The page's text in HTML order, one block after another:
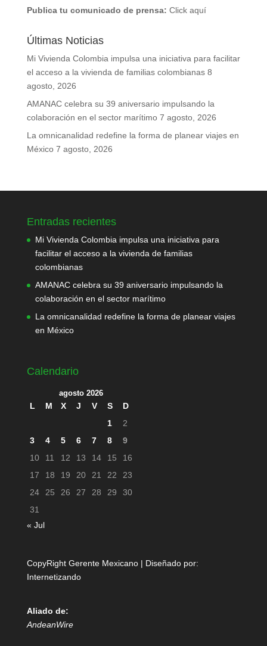
Publica tu comunicado de prensa: Click aquí
Últimas Noticias
Mi Vivienda Colombia impulsa una iniciativa para facilitar
el acceso a la vivienda de familias colombianas 8
agosto, 2026
AMANAC celebra su 39 aniversario impulsando la
colaboración en el sector marítimo 7 agosto, 2026
La omnicanalidad redefine la forma de planear viajes en
México 7 agosto, 2026
Entradas recientes
Mi Vivienda Colombia impulsa una iniciativa para
facilitar el acceso a la vivienda de familias
colombianas
AMANAC celebra su 39 aniversario impulsando la
colaboración en el sector marítimo
La omnicanalidad redefine la forma de planear viajes
en México
Calendario
agosto 2026
L M X J V S
D
1
2
3
4 5 6 7 8
9
10
11 12 13 14 15
16
17
18 19 20 21 22
23
24
25 26 27 28 29
30
31
« Jul
CopyRight Gerente Mexicano | Diseñado por:
Internetizando
Aliado de:
AndeanWire